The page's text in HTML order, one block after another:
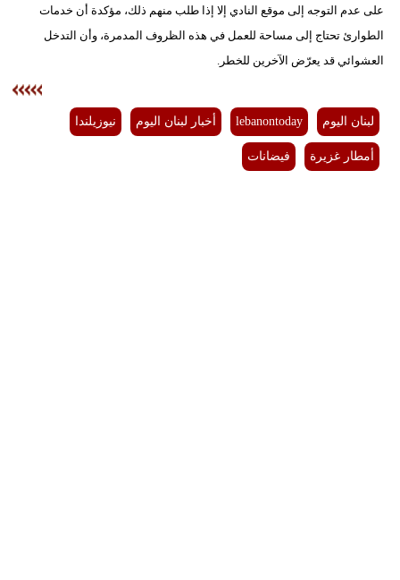
على عدم التوجه إلى موقع النادي إلا إذا طلب منهم ذلك، مؤكدة أن خدمات
الطوارئ تحتاج إلى مساحة للعمل في هذه الظروف المدمرة، وأن التدخل
العشوائي قد يعرّض الآخرين للخطر.
لبنان اليوم lebanontoday أخبار لبنان اليوم نيوزيلندا
أمطار غزيرة فيضانات